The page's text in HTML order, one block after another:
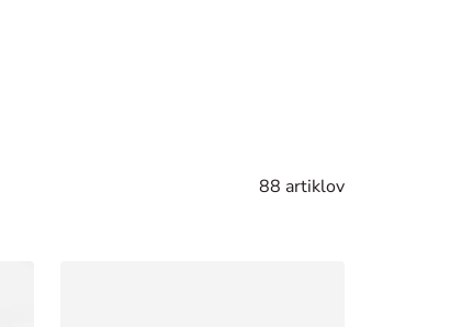
88 artiklov